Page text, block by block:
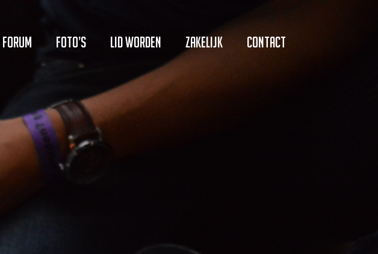
Forum Foto’s Lid worden Zakelijk Contact